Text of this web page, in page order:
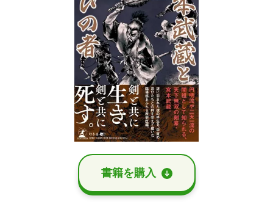
書籍を購⼊